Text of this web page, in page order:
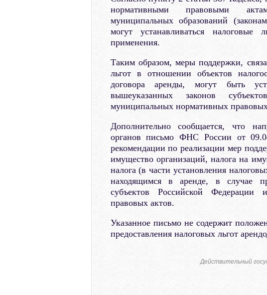
нормативными правовыми
муниципальных образований
могут устанавливаться
применения.
Таким образом, меры поддержки,
льгот в отношении объектов
договора аренды, могут быть
вышеуказанных законов
муниципальных нормативных
Дополнительно сообщается, что
органов письмо ФНС России от
рекомендации по реализации мер
имущество организаций, налога на
налога (в части установления
находящимся в аренде, в случае
субъектов Российской Федерации
правовых актов.
Указанное письмо не содержит
предоставления налоговых льгот
Действительный